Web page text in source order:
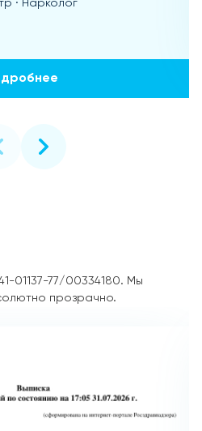
· Нарколог
01137-77/00334180. Мы
прозрачно.